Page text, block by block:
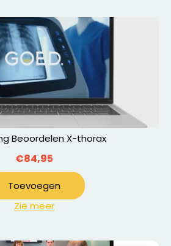
Beoordelen X-thorax
€84,95
Toevoegen
Zie meer